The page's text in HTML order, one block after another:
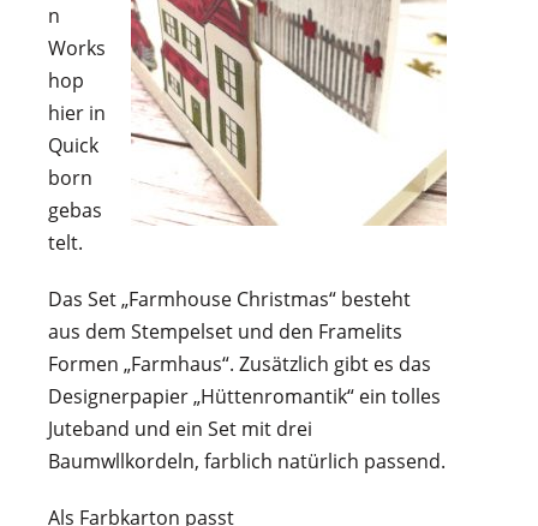
n
Works
hop
hier in
Quick
born
gebas
telt.
Das Set „Farmhouse Christmas“ besteht
aus dem Stempelset und den Framelits
Formen „Farmhaus“. Zusätzlich gibt es das
Designerpapier „Hüttenromantik“ ein tolles
Juteband und ein Set mit drei
Baumwllkordeln, farblich natürlich passend.
Als Farbkarton passt